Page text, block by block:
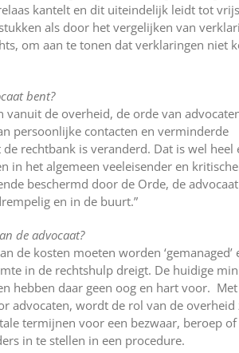
kantelt en dit uiteindelijk leidt tot
als door het vergelijken van
om aan te tonen dat verklaringen niet
bent?
de overheid, de orde van
persoonlijke contacten en verminderde
rechtbank is veranderd. Dat is wel heel
in het algemeen veeleisender en
beschermd door de Orde, de
en in de buurt.”
de advocaat?
de kosten moeten worden ‘gemanaged’
in de rechtshulp dreigt. De huidige
hebben daar geen oog en hart voor.
advocaten, wordt de rol van de overheid
termijnen voor een bezwaar, beroep of
in te stellen in een procedure.